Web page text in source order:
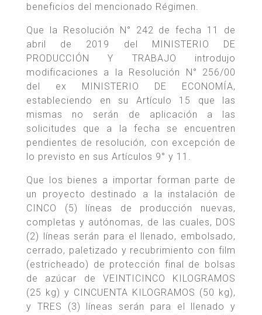
beneficios del mencionado Régimen.
Que la Resolución N° 242 de fecha 11 de
abril de 2019 del MINISTERIO DE
PRODUCCIÓN Y TRABAJO introdujo
modificaciones a la Resolución N° 256/00
del ex MINISTERIO DE ECONOMÍA,
estableciendo en su Artículo 15 que las
mismas no serán de aplicación a las
solicitudes que a la fecha se encuentren
pendientes de resolución, con excepción de
lo previsto en sus Artículos 9° y 11.
Que los bienes a importar forman parte de
un proyecto destinado a la instalación de
CINCO (5) líneas de producción nuevas,
completas y autónomas, de las cuales, DOS
(2) líneas serán para el llenado, embolsado,
cerrado, paletizado y recubrimiento con film
(estricheado) de protección final de bolsas
de azúcar de VEINTICINCO KILOGRAMOS
(25 kg) y CINCUENTA KILOGRAMOS (50 kg),
y TRES (3) líneas serán para el llenado y